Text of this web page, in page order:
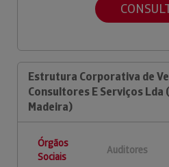
Estrutura Corporativa de
Consultores E Serviços Lda
Madeira)
Órgãos
Sociais
Auditores